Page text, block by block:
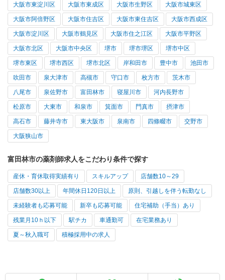
大阪市東淀川区 大阪市東成区 大阪市生野区 大阪市城東区
大阪市阿倍野区 大阪市住吉区 大阪市東住吉区 大阪市西成区
大阪市淀川区 大阪市鶴見区 大阪市住之江区 大阪市平野区
大阪市北区 大阪市中央区 堺市 堺市堺区 堺市中区
堺市東区 堺市西区 堺市北区 岸和田市 豊中市 池田市
吹田市 泉大津市 高槻市 守口市 枚方市 茨木市
八尾市 泉佐野市 富田林市 寝屋川市 河内長野市
松原市 大東市 和泉市 箕面市 門真市 摂津市
高石市 藤井寺市 東大阪市 泉南市 四條畷市 交野市
大阪狭山市
富田林市の薬剤師求人をこだわり条件で探す
産休・育休取得実績有り スキルアップ 店舗数10～29
店舗数30以上 年間休日120日以上 原則、引越しを伴う転勤なし
未経験者も応募可能 新卒も応募可能 住宅補助（手当）あり
残業月10ｈ以下 駅チカ 車通勤可 在宅業務あり
夏～秋入職可 積極採用中の求人